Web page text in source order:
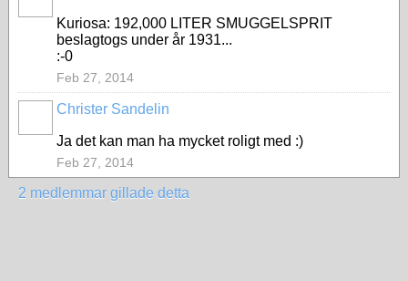
Kuriosa: 192,000 LITER SMUGGELSPRIT
beslagtogs under år 1931...
:-0
Feb 27, 2014
Christer Sandelin
Ja det kan man ha mycket roligt med :)
Feb 27, 2014
2 medlemmar gillade detta